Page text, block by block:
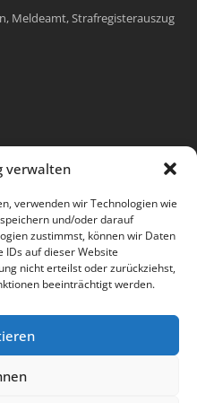
verwalten
verwenden wir Technologien wie
und/oder darauf
zustimmst, können wir Daten
auf dieser Website
nicht erteilst oder zurückziehst,
beeinträchtigt werden.
Meldeamt, Strafregisterauszug
18.00 Uhr